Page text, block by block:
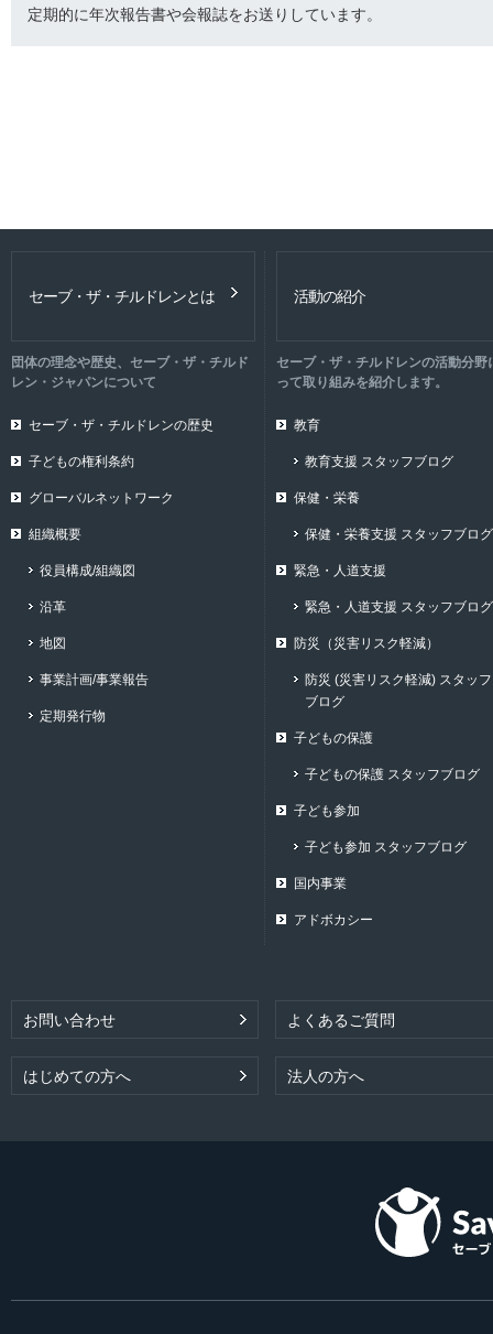
定期的に年次報告書や会報誌をお送りしています。
セーブ・ザ・チルドレンとは
団体の理念や歴史、セーブ・ザ・チルド
レン・ジャパンについて
セーブ・ザ・チルドレンの歴史
子どもの権利条約
グローバルネットワーク
組織概要
役員構成/組織図
沿革
地図
事業計画/事業報告
定期発行物
活動の紹介
セーブ・ザ・チルドレンの活動分野
って取り組みを紹介します。
教育
教育支援 スタッフブログ
保健・栄養
保健・栄養支援 スタッフブログ
緊急・人道支援
緊急・人道支援 スタッフブログ
防災（災害リスク軽減）
防災 (災害リスク軽減) スタッフ
ブログ
子どもの保護
子どもの保護 スタッフブログ
子ども参加
子ども参加 スタッフブログ
国内事業
アドボカシー
お問い合わせ よくあるご質問
はじめての方へ 法人の方へ